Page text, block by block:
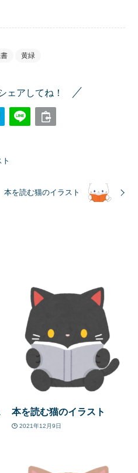
黄緑
ェアしてね！
本を読む猫のイラスト
本を読む猫のイラスト
2021年12月9日